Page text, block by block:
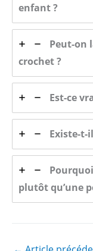
enfant ?
Peut-on
crochet ?
Est-ce
Existe-t-
plutôt qu’une